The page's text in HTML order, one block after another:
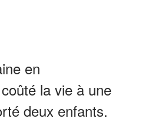
en
la vie à une
deux enfants.